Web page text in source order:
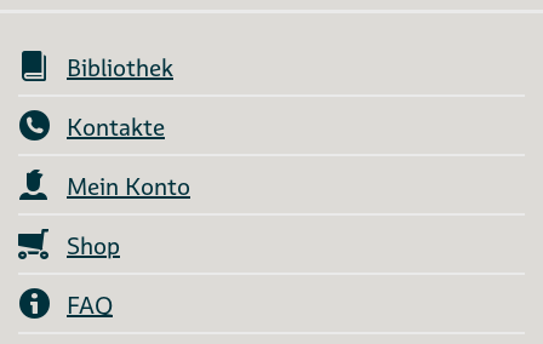
Bibliothek
Kontakte
Mein Konto
Shop
FAQ